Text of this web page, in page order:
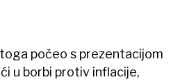
počeo s prezentacijom
u borbi protiv inflacije,